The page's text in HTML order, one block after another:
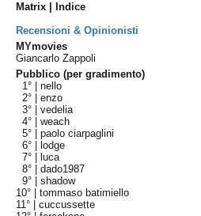
Matrix | Indice
Recensioni & Opinionisti
MYmovies
Giancarlo Zappoli
Pubblico (per gradimento)
1° |nello
2° |enzo
3° |vedelia
4° |weach
5° |paolo ciarpaglini
6° |
lodge
7° |
luca
8° |dado1987
9° |shadow
10° |tommaso batimiello
11° |cuccussette